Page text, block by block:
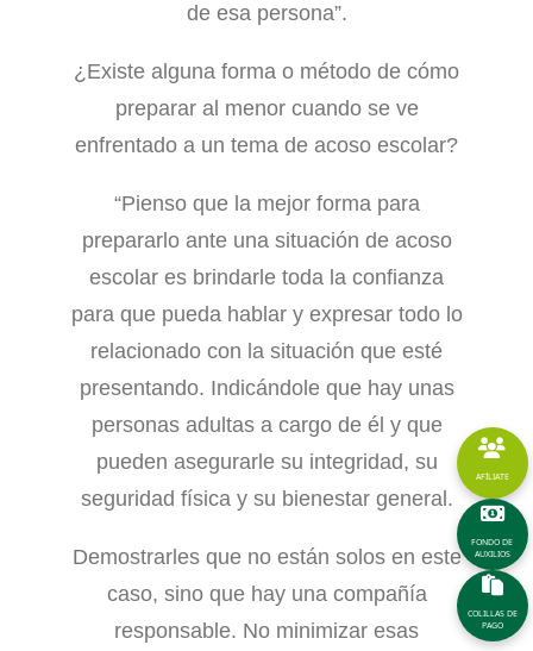
de esa persona”.
¿Existe alguna forma o método de cómo
preparar al menor cuando se ve
enfrentado a un tema de acoso escolar?
“Pienso que la mejor forma para
prepararlo ante una situación de acoso
escolar es brindarle toda la confianza
para que pueda hablar y expresar todo lo
relacionado con la situación que esté
presentando. Indicándole que hay unas
personas adultas a cargo de él y que
pueden asegurarle su integridad, su
seguridad física y su bienestar general.
Demostrarles que no están solos en este
caso, sino que hay una compañía
responsable. No minimizar esas
AFÍLIATE
FONDO DE
AUXILIOS
COLILLAS DE
PAGO